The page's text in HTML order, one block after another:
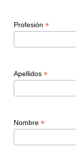
Profesión *
Apellidos *
Nombre *